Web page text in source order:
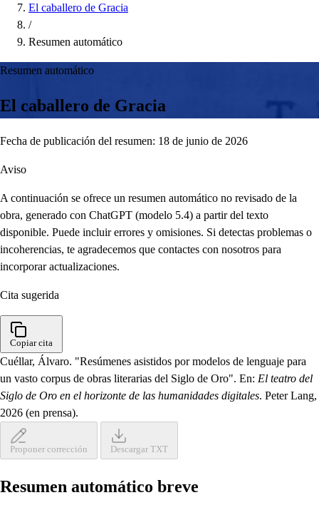
El caballero de Gracia
/
Resumen automático
Resumen automático
El caballero de Gracia
Fecha de publicación del resumen: 18 de junio de 2026
Aviso
A continuación se ofrece un resumen automático no revisado de la
obra, generado con ChatGPT (modelo 5.4) a partir del texto
disponible. Puede incluir errores y omisiones. Si detectas problemas o
incoherencias, te agradecemos que contactes con nosotros para
incorporar actualizaciones.
Cita sugerida
Copiar cita
Cuéllar, Álvaro. "Resúmenes asistidos por modelos de lenguaje para
un vasto corpus de obras literarias del Siglo de Oro". En: El teatro del
Siglo de Oro en el horizonte de las humanidades digitales. Peter Lang,
2026 (en prensa).
Proponer corrección Descargar TXT
Resumen automático breve